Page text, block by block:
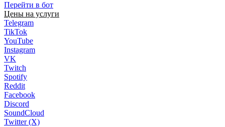
Перейти в бот
Цены на услуги
Telegram
TikTok
YouTube
Instagram
VK
Twitch
Spotify
Reddit
Facebook
Discord
SoundCloud
Twitter (X)